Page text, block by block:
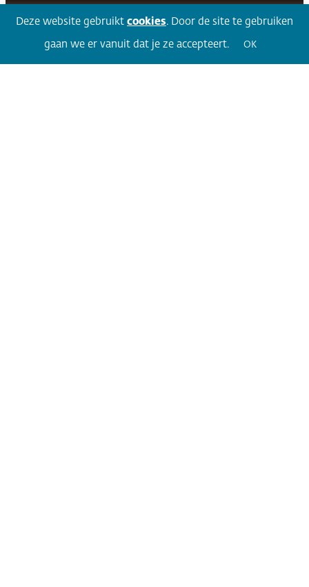
Volg 360Facebook LinkedIn Twitter
Deze website gebruikt cookies. Door de site te gebruiken
gaan we er vanuit dat je ze accepteert. OK